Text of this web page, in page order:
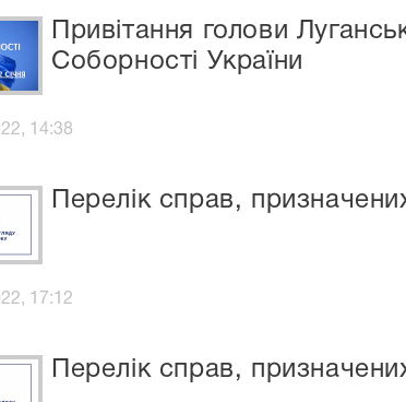
Привітання голови
Соборності України
14:38
Перелік справ,
17:12
Перелік справ,